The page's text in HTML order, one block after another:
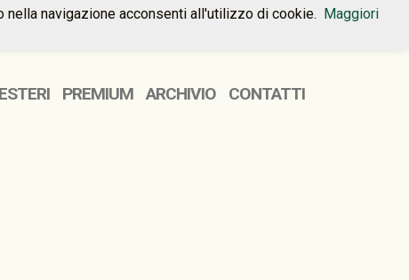
HOME PREMIUM CONTATTI
PREMIUM ARCHIVIO CONTATTI
navigazione acconsenti all'utilizzo di cookie. Maggiori